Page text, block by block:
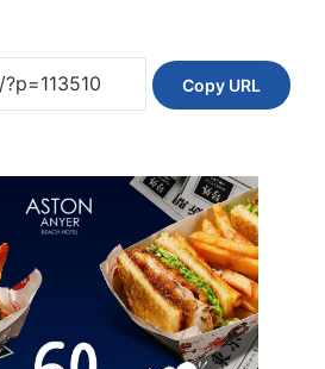
Copy URL